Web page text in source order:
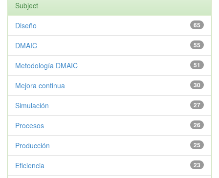
Subject
65
Diseño
55
DMAIC
51
Metodología DMAIC
30
Mejora continua
27
Simulación
26
Procesos
25
Producción
23
Eficiencia